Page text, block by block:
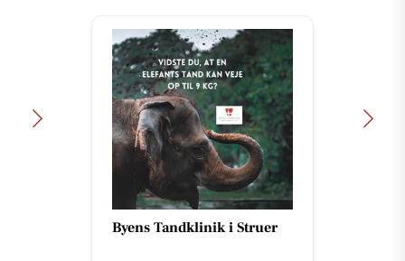
Byens Tandklinik i Struer